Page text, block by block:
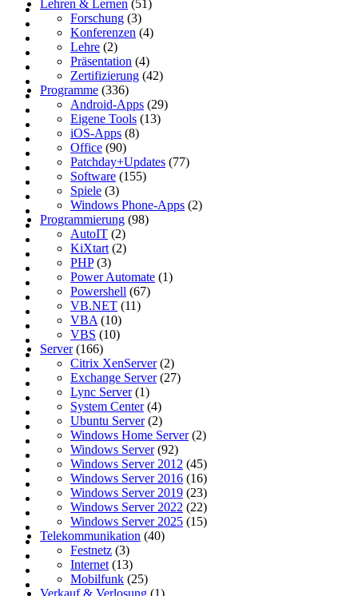
Lehren & Lernen (51)
Forschung (3)
Konferenzen (4)
Lehre (2)
Präsentation (4)
Zertifizierung (42)
Programme (336)
Android-Apps (29)
Eigene Tools (13)
iOS-Apps (8)
Office (90)
Patchday+Updates (77)
Software (155)
Spiele (3)
Windows Phone-Apps (2)
Programmierung (98)
AutoIT (2)
KiXtart (2)
PHP(3)
Power Automate (1)
Powershell (67)
VB.NET (11)
VBA (10)
VBS (10)
Server(166)
Citrix XenServer(2)
Exchange Server(27)
Lync Server(1)
System Center(4)
Ubuntu Server(2)
Windows Home Server(2)
Windows Server(92)
Windows Server 2012 (45)
Windows Server 2016 (16)
Windows Server 2019 (23)
Windows Server 2022 (22)
Windows Server 2025 (15)
Telekommunikation (40)
Festnetz (3)
Internet (13)
Mobilfunk (25)
Verkauf & Verlosung (1)